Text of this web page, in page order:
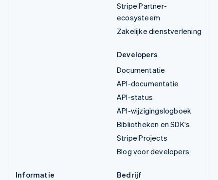
Stripe Partner-
ecosysteem
Zakelijke dienstverlening
Developers
Documentatie
API-documentatie
API-status
API-wijzigingslogboek
Bibliotheken en SDK's
Stripe Projects
Blog voor developers
Informatie
Bedrijf